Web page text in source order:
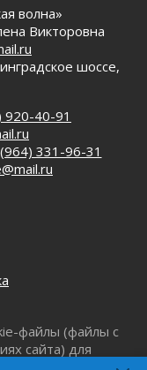
волна»
Викторовна
шоссе,
920-40-91
331-96-31
файлы (файлы с
сайта) для